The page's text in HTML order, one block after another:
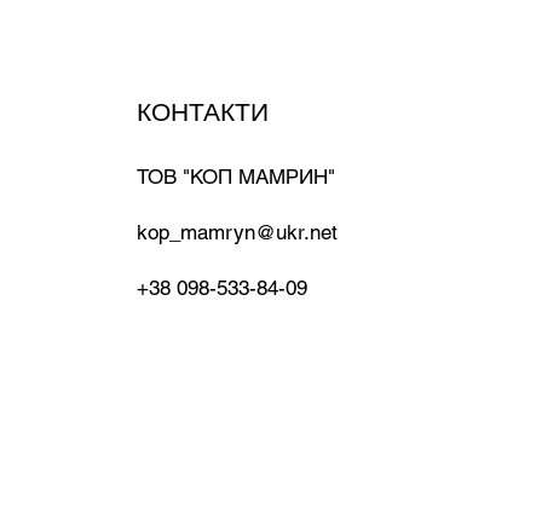
КОНТАКТИ
ТОВ "КОП МАМРИН"
kop_mamryn@ukr.net
+38 098-533-84-09